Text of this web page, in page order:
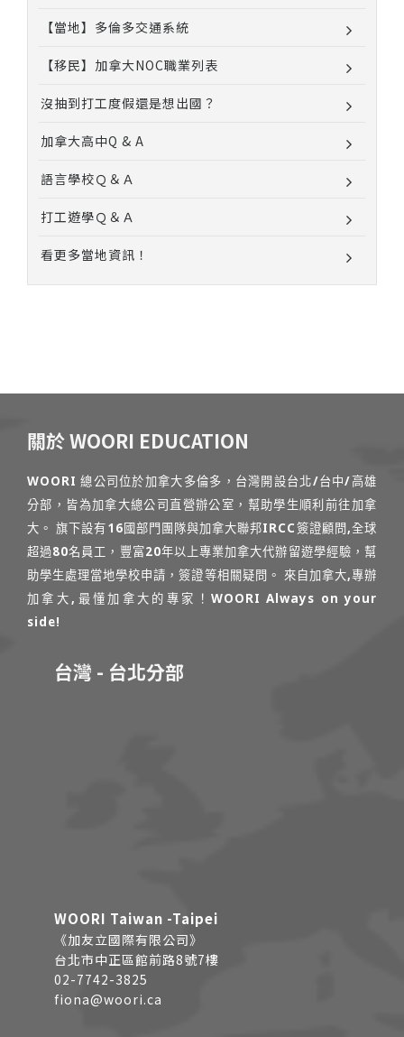
【當地】多倫多交通系統
【移民】加拿大NOC職業列表
沒抽到打工度假還是想出國？
加拿大高中Q & A
語言學校Ｑ＆Ａ
打工遊學Ｑ＆Ａ
看更多當地資訊！
關於 WOORI EDUCATION
WOORI 總公司位於加拿大多倫多，台灣開設台北/台中/高雄
分部，皆為加拿大總公司直營辦公室，幫助學生順利前往加拿
大。 旗下設有16國部門團隊與加拿大聯邦IRCC簽證顧問,全球
超過80名員工，豐富20年以上專業加拿大代辦留遊學經驗，幫
助學生處理當地學校申請，簽證等相關疑問。 來自加拿大,專辦
加拿大,最懂加拿大的專家！WOORI Always on your
side!
台灣 - 台北分部
WOORI Taiwan -Taipei
《加友立國際有限公司》
台北市中正區館前路8號7樓
02-7742-3825
fiona@woori.ca